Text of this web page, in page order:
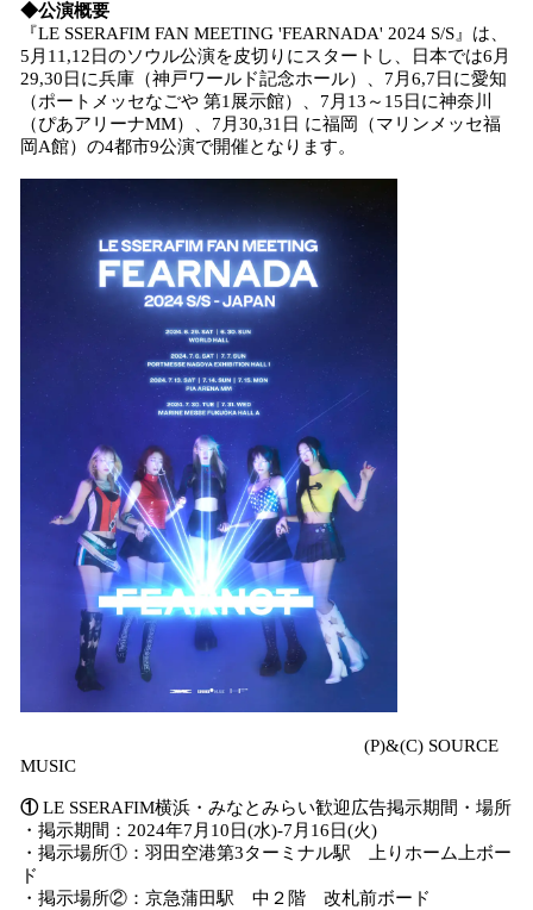
◆公演概要
『LE SSERAFIM FAN MEETING 'FEARNADA' 2024 S/S』は、
5月11,12日のソウル公演を皮切りにスタートし、日本では6月
29,30日に兵庫（神戸ワールド記念ホール）、7月6,7日に愛知
（ポートメッセなごや 第1展示館）、7月13～15日に神奈川
（ぴあアリーナMM）、7月30,31日 に福岡（マリンメッセ福
岡A館）の4都市9公演で開催となります。
(P)&(C) SOURCE
MUSIC
①LE SSERAFIM横浜・みなとみらい歓迎広告掲示期間・場所
・掲示期間：2024年7月10日(水)-7月16日(火)
・掲示場所①：羽田空港第3ターミナル駅 上りホーム上ボー
ド
・掲示場所②：京急蒲田駅 中２階 改札前ボード